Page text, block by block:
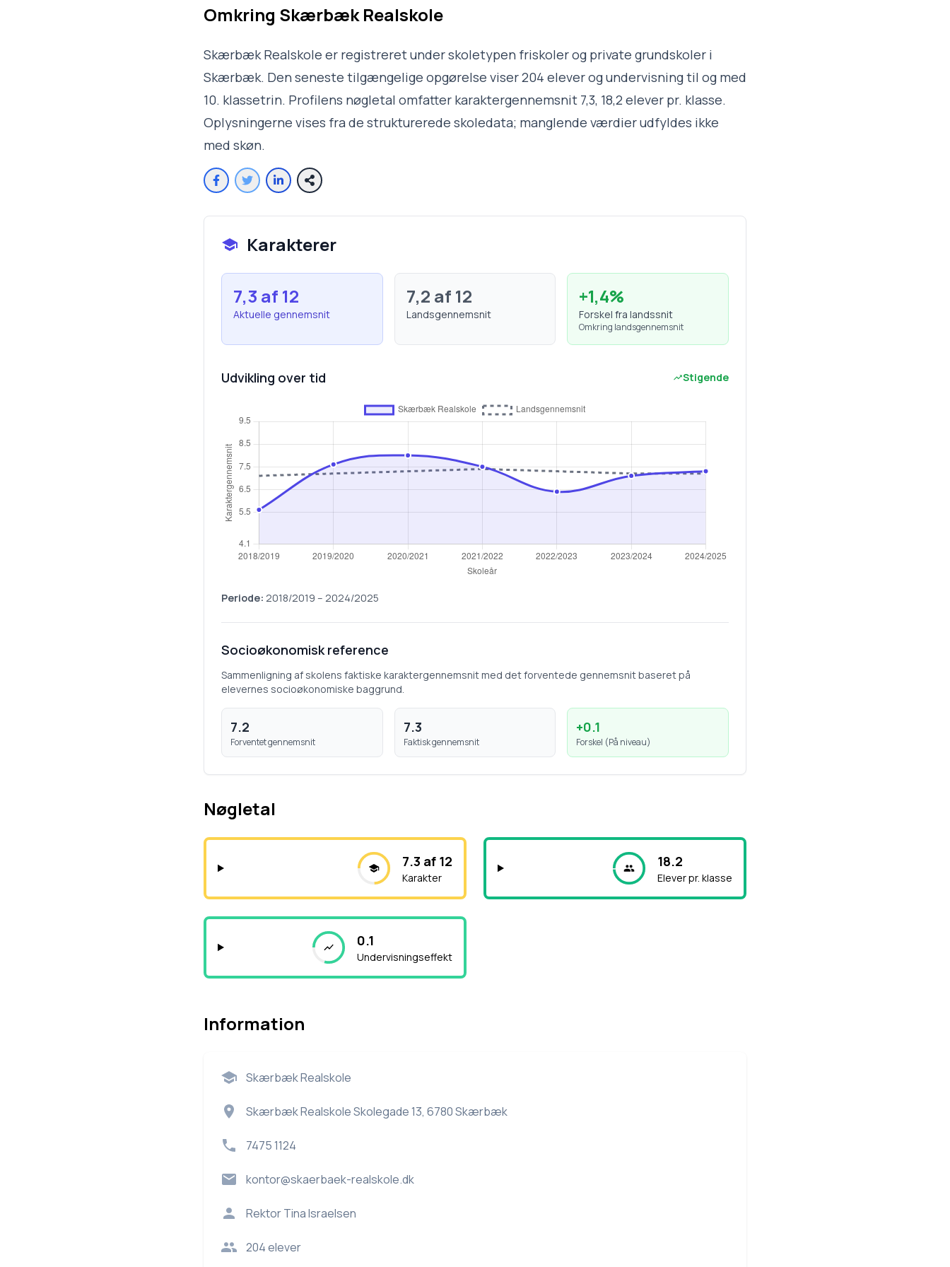
Omkring Skærbæk Realskole
Skærbæk Realskole er registreret under skoletypen friskoler og private grundskoler i
Skærbæk. Den seneste tilgængelige opgørelse viser 204 elever og undervisning til og med
10. klassetrin. Profilens nøgletal omfatter karaktergennemsnit 7,3, 18,2 elever pr. klasse.
Oplysningerne vises fra de strukturerede skoledata; manglende værdier udfyldes ikke
med skøn.
Karakterer
7,3 af 12
Aktuelle gennemsnit
7,2 af 12
Landsgennemsnit
+1,4%
Forskel fra landssnit
Omkring landsgennemsnit
Udvikling over tid Stigende
Periode: 2018/2019 – 2024/2025
Socioøkonomisk reference
Sammenligning af skolens faktiske karaktergennemsnit med det forventede gennemsnit baseret på
elevernes socioøkonomiske baggrund.
7.2
Forventet gennemsnit
7.3
Faktisk gennemsnit
+0.1
Forskel (På niveau)
Nøgletal
7.3 af 12
Karakter
18.2
Elever pr. klasse
0.1
Undervisningseffekt
Information
Skærbæk Realskole
Skærbæk Realskole Skolegade 13, 6780 Skærbæk
7475 1124
kontor@skaerbaek-realskole.dk
RektorTina Israelsen
204elever